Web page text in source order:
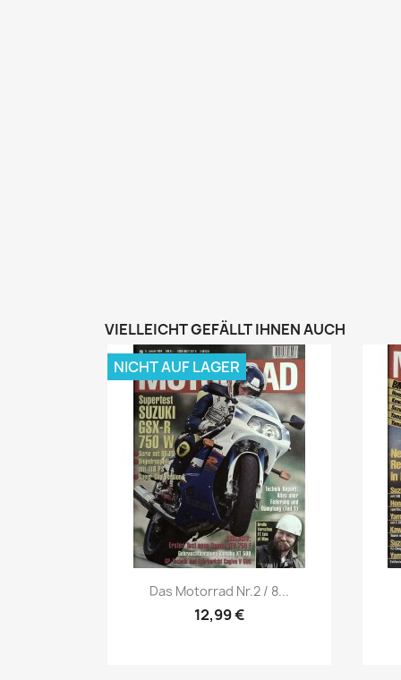
VIELLEICHT GEFÄLLT IHNEN AUCH
Vorschau
Das Motorrad Nr.2 / 8...
12,99 €
NICHT AUF LAGER